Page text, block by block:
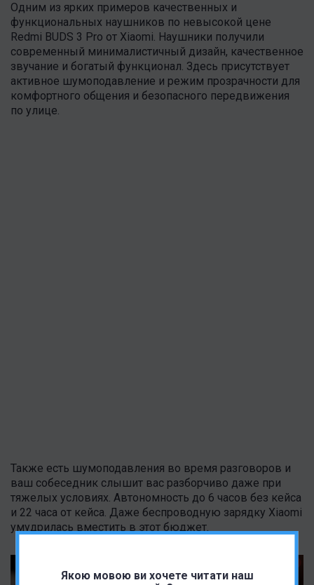
Якою мовою ви хочете читати наш
Одним из ярких примеров качественных и
функциональных наушников по невысокой цене
Redmi BUDS 3 Pro от Xiaomi. Наушники получили
современный минималистичный дизайн, качественное
звучание и богатый функционал. Здесь присутствует
активное шумоподавление и режим прозрачности для
комфортного общения и безопасного передвижения
по улице.
Также есть шумоподавления во время разговоров и
ваш собеседник слышит вас разборчиво даже при
тяжелых условиях. Автономность до 6 часов без кейса
и 22 часа от кейса. Даже беспроводную зарядку Xiaomi
умудрилась вместить в этот бюджет.